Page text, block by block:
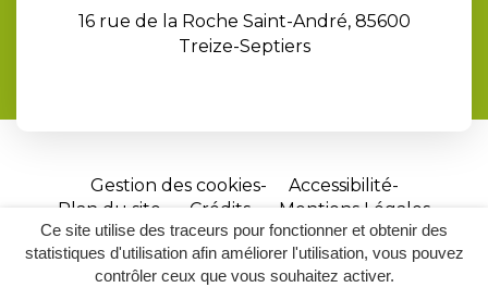
Ce site utilise des traceurs pour fonctionner et obtenir des
statistiques d'utilisation afin améliorer l'utilisation, vous pouvez
contrôler ceux que vous souhaitez activer.
16 rue de la Roche Saint-André, 85600
Treize-Septiers
Gestion des cookies
Accessibilité
Plan du site
Crédits
Mentions Légales
Site
réalisé